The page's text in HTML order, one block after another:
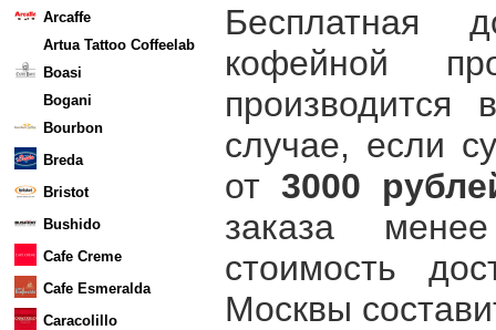
Arcaffe
Artua Tattoo Coffeelab
Boasi
Bogani
Bourbon
Breda
Bristot
Bushido
Cafe Creme
Cafe Esmeralda
Caracolillo
Бесплатная
кофейной
случае, если
от 3000
заказа
стоимость
Москвы